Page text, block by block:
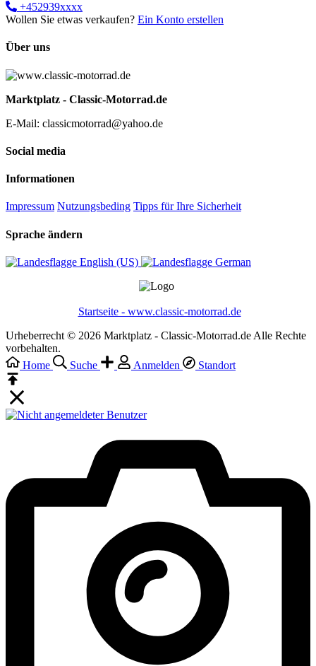
+452939xxxx
Wollen Sie etwas verkaufen? Ein Konto erstellen
Über uns
Marktplatz - Classic-Motorrad.de
E-Mail: classicmotorrad@yahoo.de
Social media
Informationen
Impressum Nutzungsbeding Tipps für Ihre Sicherheit
Sprache ändern
English (US)‎ German‎
Startseite - www.classic-motorrad.de
Urheberrecht © 2026 Marktplatz - Classic-Motorrad.de Alle Rechte
vorbehalten.
Home
Suche Anmelden Standort